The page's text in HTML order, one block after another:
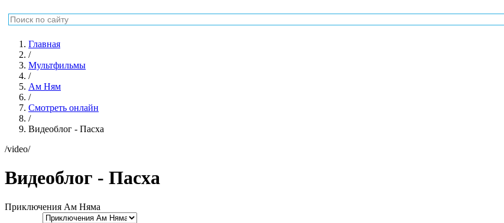
Главная
/
Мультфильмы
/
Ам Ням
/
Смотреть онлайн
/
Видеоблог - Пасха
/video/
Видеоблог - Пасха
Приключения Ам Няма